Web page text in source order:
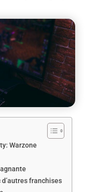
Warzone
franchises